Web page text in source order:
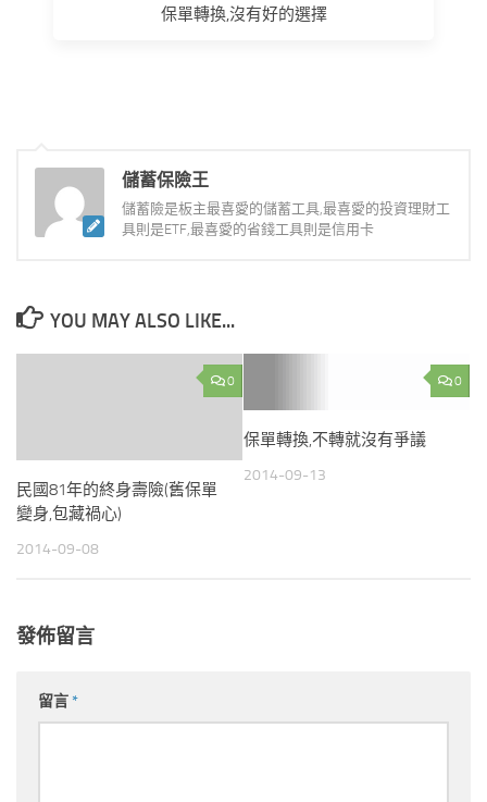
保單轉換,沒有好的選擇
儲蓄保險王
儲蓄險是板主最喜愛的儲蓄工具,最喜愛的投資理財工
具則是ETF,最喜愛的省錢工具則是信用卡
YOU MAY ALSO LIKE...
0
民國81年的終身壽險(舊保單
變身,包藏禍心)
2014-09-08
0
保單轉換,不轉就沒有爭議
2014-09-13
發佈留言
留言*